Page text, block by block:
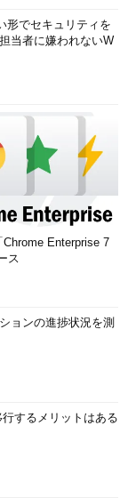
形でセキュリティを
当者に嫌われないW
Chrome Enterprise 7
ス
ョンの進捗状況を測
するメリットはある